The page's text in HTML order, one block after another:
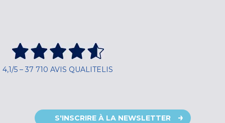
4,1/5 – 37 710 AVIS QUALITELIS
S'INSCRIRE À LA NEWSLETTER